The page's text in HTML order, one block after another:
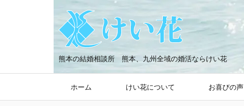
熊本の結婚相談所 熊本、九州全域の婚活ならけい花
ホーム けい花について お喜びの声